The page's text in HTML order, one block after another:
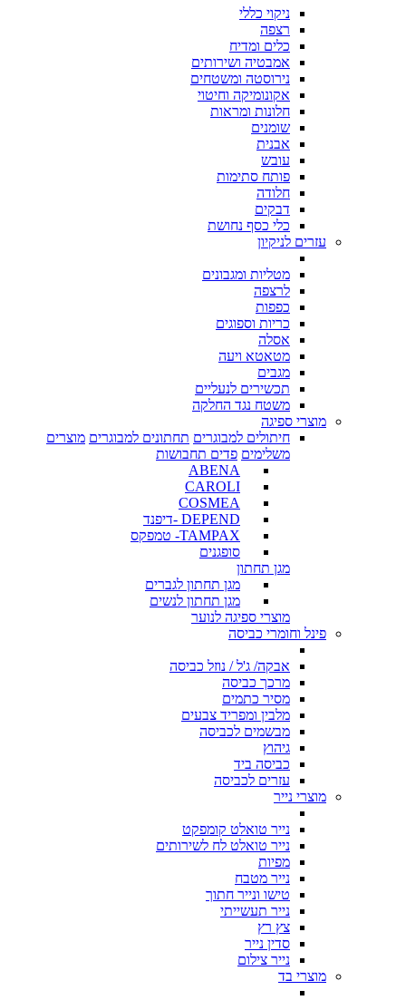
ניקוי כללי
רצפה
כלים ומדיח
אמבטיה ושירותים
נירוסטה ומשטחים
אקונומיקה וחיטוי
חלונות ומראות
שומנים
אבנית
עובש
פותח סתימות
חלודה
דבקים
כלי כסף נחושת
עזרים לניקיון
מטליות ומגבונים
לרצפה
כפפות
כריות וספוגים
אסלה
מטאטא ויעה
מגבים
תכשירים לנעליים
משטח נגד החלקה
מוצרי ספיגה
חיתולים למבוגרים תחתונים למבוגרים מוצרים
משלימים פדים תחבושות
ABENA
CAROLI
COSMEA
DEPEND -דיפנד
TAMPAX- טמפקס
סופגנים
מגן תחתון
מגן תחתון לגברים
מגן תחתון לנשים
מוצרי ספיגה לנוער
פינל וחומרי כביסה
אבקה/ ג'ל / נוזל כביסה
מרכך כביסה
מסיר כתמים
מלבין ומפריד צבעים
מבשמים לכביסה
גיהוץ
כביסה ביד
עזרים לכביסה
מוצרי נייר
נייר טואלט קומפקט
נייר טואלט לח לשירותים
מפיות
נייר מטבח
טישו ונייר חתוך
נייר תעשייתי
צץ רץ
סדין נייר
נייר צילום
מוצרי בד